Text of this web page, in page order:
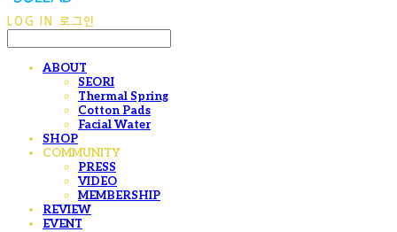
LOG IN 로그인
ABOUT
SEORI
Thermal Spring
Cotton Pads
Facial Water
SHOP
COMMUNITY
PRESS
VIDEO
MEMBERSHIP
REVIEW
EVENT